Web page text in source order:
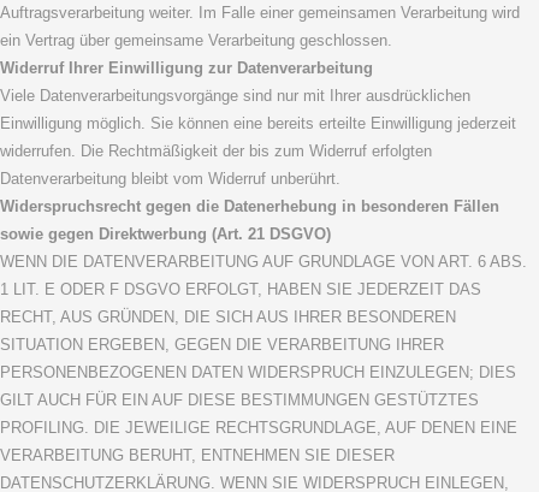
Auftragsverarbeitung weiter. Im Falle einer gemeinsamen Verarbeitung wird
ein Vertrag über gemeinsame Verarbeitung geschlossen.
Widerruf Ihrer Einwilligung zur Datenverarbeitung
Viele Datenverarbeitungsvorgänge sind nur mit Ihrer ausdrücklichen
Einwilligung möglich. Sie können eine bereits erteilte Einwilligung jederzeit
widerrufen. Die Rechtmäßigkeit der bis zum Widerruf erfolgten
Datenverarbeitung bleibt vom Widerruf unberührt.
Widerspruchsrecht gegen die Datenerhebung in besonderen Fällen
sowie gegen Direktwerbung (Art. 21 DSGVO)
WENN DIE DATENVERARBEITUNG AUF GRUNDLAGE VON ART. 6 ABS.
1 LIT. E ODER F DSGVO ERFOLGT, HABEN SIE JEDERZEIT DAS
RECHT, AUS GRÜNDEN, DIE SICH AUS IHRER BESONDEREN
SITUATION ERGEBEN, GEGEN DIE VERARBEITUNG IHRER
PERSONENBEZOGENEN DATEN WIDERSPRUCH EINZULEGEN; DIES
GILT AUCH FÜR EIN AUF DIESE BESTIMMUNGEN GESTÜTZTES
PROFILING. DIE JEWEILIGE RECHTSGRUNDLAGE, AUF DENEN EINE
VERARBEITUNG BERUHT, ENTNEHMEN SIE DIESER
DATENSCHUTZERKLÄRUNG. WENN SIE WIDERSPRUCH EINLEGEN,